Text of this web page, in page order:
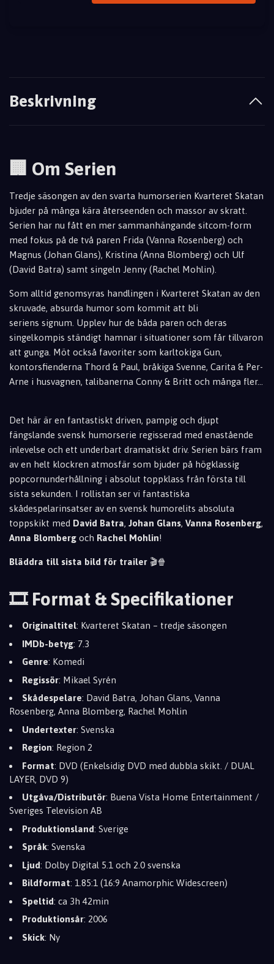
Beskrivning
🏢 Om Serien
Tredje säsongen av den svarta humorserien Kvarteret Skatan
bjuder på många kära återseenden och massor av skratt.
Serien har nu fått en mer sammanhängande sitcom-form
med fokus på de två paren Frida (Vanna Rosenberg) och
Magnus (Johan Glans), Kristina (Anna Blomberg) och Ulf
(David Batra) samt singeln Jenny (Rachel Mohlin).
Som alltid genomsyras handlingen i Kvarteret Skatan av den
skruvade, absurda humor som kommit att bli
seriens signum. Upplev hur de båda paren och deras
singelkompis ständigt hamnar i situationer som får tillvaron
att gunga. Möt också favoriter som karltokiga Gun,
kontorsfienderna Thord & Paul, bråkiga Svenne, Carita & Per-
Arne i husvagnen, talibanerna Conny & Britt och många fler...
Det här är en fantastiskt driven, pampig och djupt
fängslande svensk humorserie regisserad med enastående
inlevelse och ett underbart dramatiskt driv. Serien bärs fram
av en helt klockren atmosfär som bjuder på högklassig
popcornunderhållning i absolut toppklass från första till
sista sekunden. I rollistan ser vi fantastiska
skådespelarinsatser av en svensk humorelits absoluta
toppskikt med David Batra, Johan Glans, Vanna Rosenberg,
Anna Blomberg och Rachel Mohlin!
Bläddra till sista bild för trailer 🎬🍿
🎞️ Format & Specifikationer
Originaltitel: Kvarteret Skatan – tredje säsongen
IMDb-betyg: 7.3
Genre: Komedi
Regissör: Mikael Syrén
Skådespelare: David Batra, Johan Glans, Vanna
Rosenberg, Anna Blomberg, Rachel Mohlin
Undertexter: Svenska
Region: Region 2
Format: DVD (Enkelsidig DVD med dubbla skikt. / DUAL
LAYER, DVD 9)
Utgåva/Distributör: Buena Vista Home Entertainment /
Sveriges Television AB
Produktionsland: Sverige
Språk: Svenska
Ljud: Dolby Digital 5.1 och 2.0 svenska
Bildformat: 1.85:1 (16:9 Anamorphic Widescreen)
Speltid: ca 3h 42min
Produktionsår: 2006
Skick: Ny